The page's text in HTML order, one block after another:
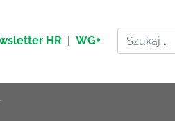
HR | WG+